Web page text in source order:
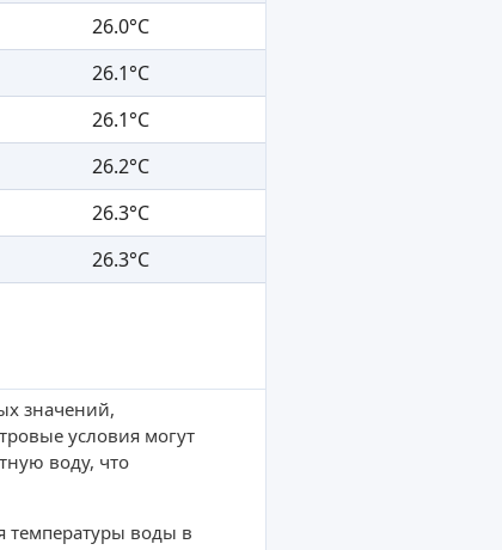
26.0°C
26.1°C
26.1°C
26.2°C
26.3°C
26.3°C
значений,
условия могут
воду, что
температуры воды в